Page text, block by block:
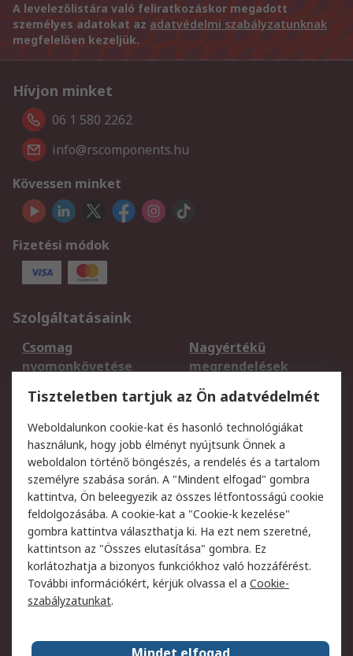
A levelezőlistára való feliratkozáskor megadott
személyes adatokat az adatvédelmi szabályzatunknak
megfelelően kezeljük.
Hívjon minket
06 1 580 2262
info@rscomponents.hu
Kövessen minket
Fizetési módok
Szolgáltatásaink
Csomag
nyomonkövetése
Nagyértékű
megrendelések
Regisztráció
Szállítás
Termékvisszaküldés
Szolgáltatások
Jogi
Adatvédelmi
szabályzat
Az RS értékesítési
feltételei
Cookie szabályzat
Email biztonság
Webhelyre vonatkozó
feltételek
Weboldal felhasználói
szabályzata
Tiszteletben tartjuk az Ön adatvédelmét
Weboldalunkon cookie-kat és hasonló technológiákat
használunk, hogy jobb élményt nyújtsunk Önnek a
weboldalon történő böngészés, a rendelés és a tartalom
személyre szabása során. A "Mindent elfogad" gombra
kattintva, Ön beleegyezik az összes létfontosságú cookie
feldolgozásába. A cookie-kat a "Cookie-k kezelése"
gombra kattintva választhatja ki. Ha ezt nem szeretné,
kattintson az "Összes elutasítása" gombra. Ez
korlátozhatja a bizonyos funkciókhoz való hozzáférést.
További információkért, kérjük olvassa el a Cookie-
szabályzatunkat.